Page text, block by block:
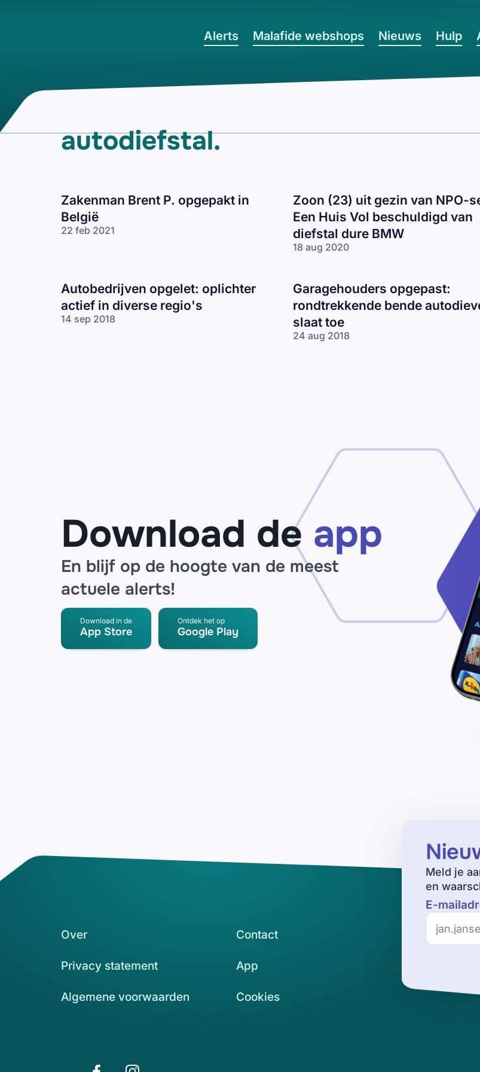
Alerts Malafide webshops Nieuws Hulp
autodiefstal.
Zakenman Brent P. opgepakt in
België
22 feb 2021
Zoon (23) uit gezin van NPO-
Een Huis Vol beschuldigd van
diefstal dure BMW
18 aug 2020
Autobedrijven opgelet: oplichter
actief in diverse regio's
14 sep 2018
Garagehouders opgepast:
rondtrekkende bende
slaat toe
24 aug 2018
Download de app
En blijf op de hoogte van de meest
actuele alerts!
Download in de
App Store
Ontdek het op
Google Play
Meld je
en
E-
Over Contact
Privacy statement App
Algemene voorwaarden Cookies